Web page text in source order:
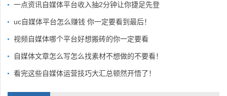
一点资讯自媒体平台收入抽2分钟让你捷足先登
uc自媒体平台怎么赚钱 你一定要看到最后！
视频自媒体哪个平台好想搬砖的你一定要看
自媒体文章怎么写怎么找素材不想做的不要看！
看完这些自媒体运营技巧大汇总顿然开悟了！